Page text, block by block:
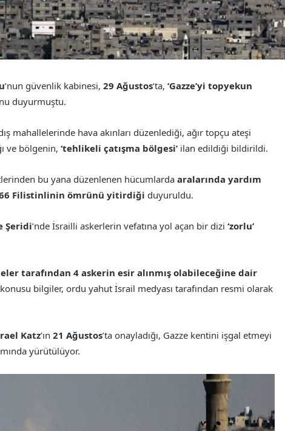
’nun güvenlik kabinesi, 29 Ağustos‘ta, ‘Gazze’yi topyekun
duyurmuştu.
mahallelerinde hava akınları düzenlediği, ağır topçu ateşi
ve bölgenin, ‘tehlikeli çatışma bölgesi’ ilan edildiği bildirildi.
bu yana düzenlenen hücumlarda aralarında yardım
Filistinlinin ömrünü yitirdiği duyuruldu.
Şeridi’nde İsrailli askerlerin vefatına yol açan bir dizi ‘zorlu’
tarafından 4 askerin esir alınmış olabileceğine dair
bilgiler, ordu yahut İsrail medyası tarafından resmi olarak
Katz’ın 21 Ağustos’ta onayladığı, Gazze kentini işgal etmeyi
yürütülüyor.